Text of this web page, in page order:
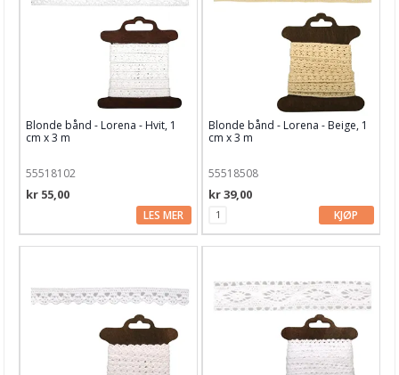
Blonde bånd - Lorena - Hvit, 1
cm x 3 m
55518102
kr 55,00
LES MER
Blonde bånd - Lorena - Beige, 1
cm x 3 m
55518508
kr 39,00
KJØP